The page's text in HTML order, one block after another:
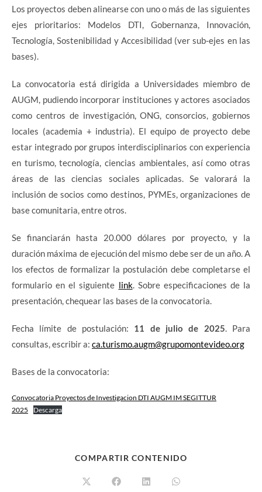
Los proyectos deben alinearse con uno o más de las siguientes
ejes prioritarios: Modelos DTI, Gobernanza, Innovación,
Tecnología, Sostenibilidad y Accesibilidad (ver sub-ejes en las
bases).
La convocatoria está dirigida a Universidades miembro de
AUGM, pudiendo incorporar instituciones y actores asociados
como centros de investigación, ONG, consorcios, gobiernos
locales (academia + industria). El equipo de proyecto debe
estar integrado por grupos interdisciplinarios con experiencia
en turismo, tecnología, ciencias ambientales, así como otras
áreas de las ciencias sociales aplicadas. Se valorará la
inclusión de socios como destinos, PYMEs, organizaciones de
base comunitaria, entre otros.
Se financiarán hasta 20.000 dólares por proyecto, y la
duración máxima de ejecución del mismo debe ser de un año. A
los efectos de formalizar la postulación debe completarse el
formulario en el siguiente link. Sobre especificaciones de la
presentación, chequear las bases de la convocatoria.
Fecha límite de postulación: 11 de julio de 2025. Para
consultas, escribir a: ca.turismo.augm@grupomontevideo.org
Bases de la convocatoria:
Convocatoria Proyectos de Investigacion DTI AUGM IM SEGITTUR
2025
Descarga
COMPARTIR CONTENIDO